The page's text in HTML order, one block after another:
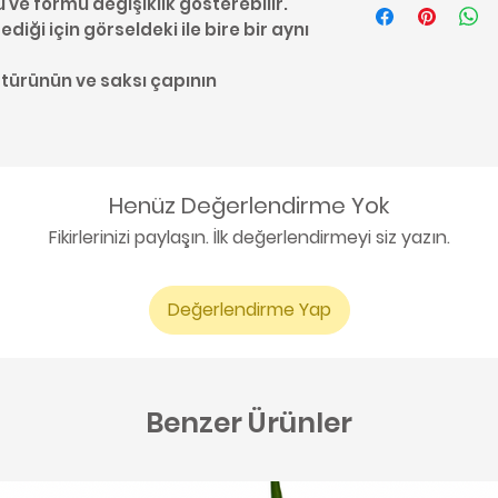
için görseldeki ile bire bir aynı
ve saksı çapının
Henüz Değerlendirme Yok
Fikirlerinizi paylaşın. İlk değerlendirmeyi siz yazın.
Değerlendirme Yap
Benzer Ürünler